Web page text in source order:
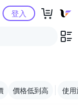
心
登入
價格低到高 使